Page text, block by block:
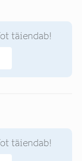
täiendab!
täiendab!